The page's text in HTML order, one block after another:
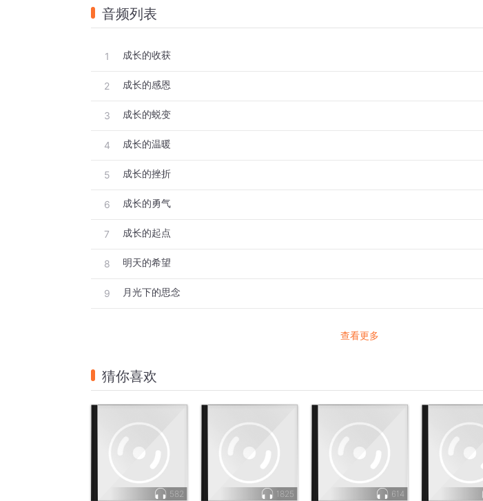
音频列表
1 成长的收获
2 成长的感恩
3 成长的蜕变
4 成长的温暖
5 成长的挫折
6 成长的勇气
7 成长的起点
8 明天的希望
9 月光下的思念
查看更多
猜你喜欢
582 1825 614